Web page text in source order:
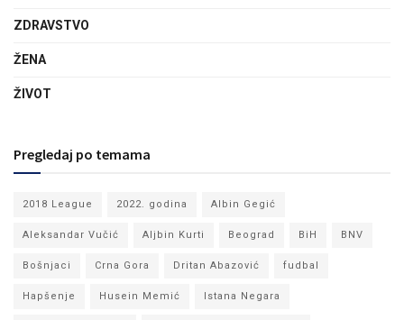
ZDRAVSTVO
ŽENA
ŽIVOT
Pregledaj po temama
2018 League 2022. godina Albin Gegić
Aleksandar Vučić Aljbin Kurti Beograd BiH BNV
Bošnjaci Crna Gora Dritan Abazović fudbal
Hapšenje Husein Memić Istana Negara